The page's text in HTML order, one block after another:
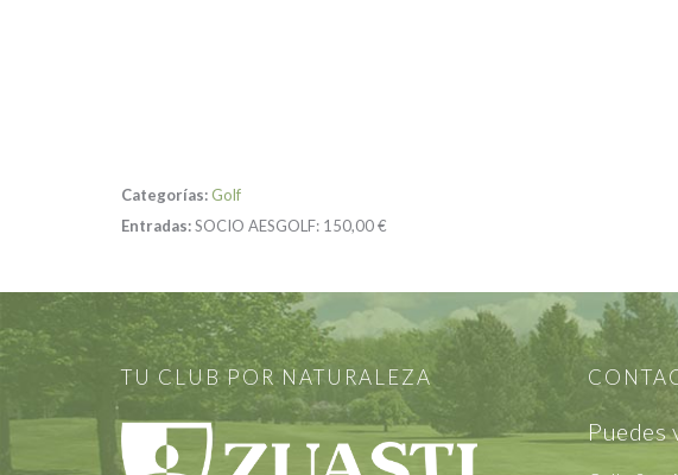
Categorías: Golf
Entradas:SOCIO AESGOLF: 150,00 €
TU CLUB POR NATURALEZA
Puedes